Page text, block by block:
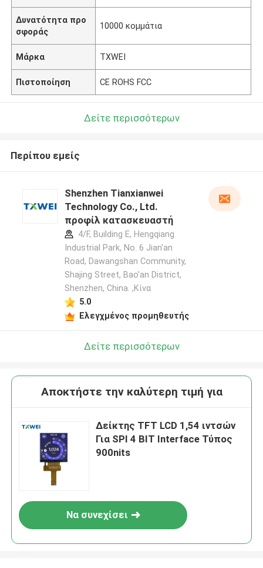
Δυνατότητα προ
σφοράς
10000 κομμάτια
Μάρκα TXWEI
Πιστοποίηση CE ROHS FCC
Δείτε περισσότερων
Περίπου εμείς
Shenzhen Tianxianwei
Technology Co., Ltd.
προφίλ κατασκευαστή
4/F, Building E, Hengqiang
Industrial Park, No. 6 Jian'an
Road, Dawangshan Community,
Shajing Street, Bao'an District,
Shenzhen, China. ,Κίνα
5.0
Ελεγχμένος προμηθευτής
Δείτε περισσότερων
Αποκτήστε την καλύτερη τιμή για
Δείκτης TFT LCD 1,54 ιντσών
Για SPI 4 BIT Interface Τύπος
900nits
Να συνεχίσει